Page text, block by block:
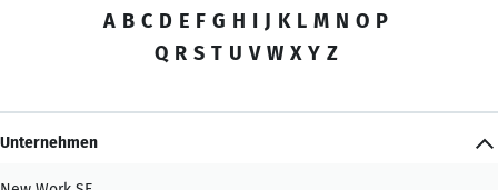
A B C D E F G H I J K L M N O P
Q R S T U V W X Y Z
Unternehmen